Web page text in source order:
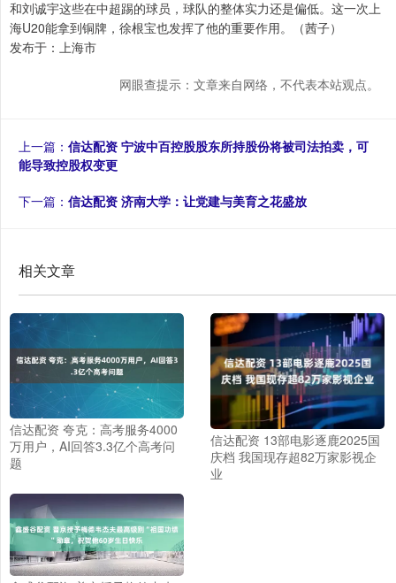
和刘诚宇这些在中超踢的球员，球队的整体实力还是偏低。这一次上
海U20能拿到铜牌，徐根宝也发挥了他的重要作用。（茜子）
发布于：上海市
网眼查提示：文章来自网络，不代表本站观点。
上一篇： 信达配资 宁波中百控股股东所持股份将被司法拍卖，可
能导致控股权变更
下一篇： 信达配资 济南大学：让党建与美育之花盛放
相关文章
信达配资 夸克：高考服务4000
万用户，AI回答3.3亿个高考问
题
信达配资 13部电影逐鹿2025国
庆档 我国现存超82万家影视企
业